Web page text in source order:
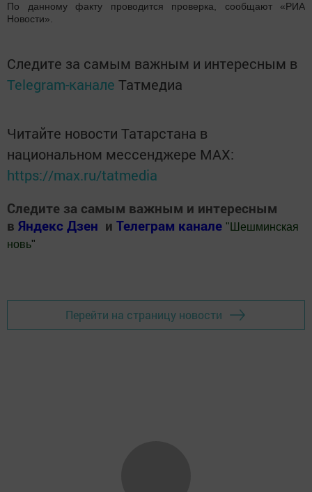
По данному факту проводится проверка, сообщают «РИА
Новости».
Следите за самым важным и интересным в
Telegram-канале Татмедиа
Читайте новости Татарстана в
национальном мессенджере MАХ:
https://max.ru/tatmedia
Следите за самым важным и интересным
в Яндекс Дзен и Телеграм канале " Шешминская
новь"
Перейти на страницу новости